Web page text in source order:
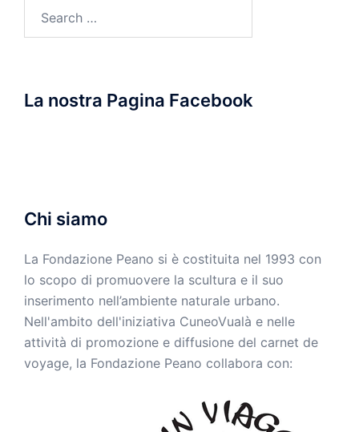
La nostra Pagina Facebook
Chi siamo
La Fondazione Peano si è costituita nel 1993 con
lo scopo di promuovere la scultura e il suo
inserimento nell’ambiente naturale urbano.
Nell'ambito dell'iniziativa CuneoVualà e nelle
attività di promozione e diffusione del carnet de
voyage, la Fondazione Peano collabora con: